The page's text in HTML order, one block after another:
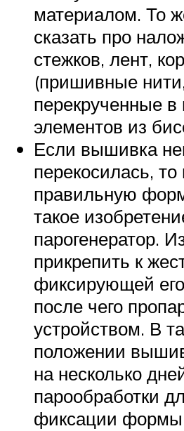
материалом. То
сказать про
стежков, лент,
(пришивные
перекрученные
элементов из
Если вышивка
перекосилась, то
правильную
такое
парогенератор.
прикрепить к
фиксирующей
после чего
устройством. В
положении
на несколько
парообработки
фиксации